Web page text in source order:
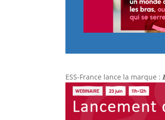
ESS-France lance la marque :